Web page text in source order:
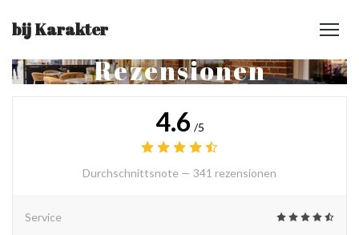
bij Karakter
Rezensionen
4.6 /5
Durchschnittsnote — 341 rezensionen
Service